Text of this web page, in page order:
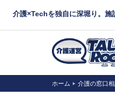
介護×Techを独自に深堀り。施
ホーム 介護の窓口